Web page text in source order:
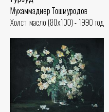
Мухаммадиер Тошмуродов
Холст, масло (80x100) - 1990 год